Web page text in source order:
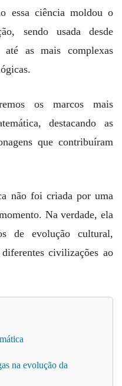
essa ciência moldou o
sendo usada desde
as mais complexas
os marcos mais
destacando as
que contribuíram
não foi criada por uma
Na verdade, ela
de evolução cultural,
civilizações ao
na evolução da